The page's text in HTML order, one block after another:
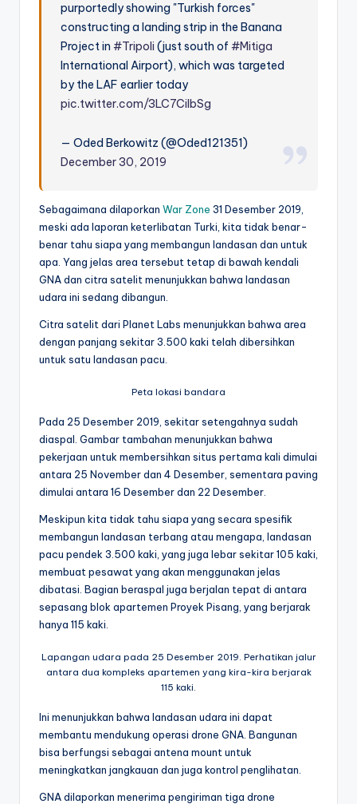
purportedly showing "Turkish forces"
constructing a landing strip in the Banana
Project in#Tripoli (just south of#Mitiga
International Airport), which was targeted
by the LAF earlier today
pic.twitter.com/3LC7CilbSg
— Oded Berkowitz (@Oded121351)
December 30, 2019
Sebagaimana dilaporkan War Zone 31 Desember 2019,
meski ada laporan keterlibatan Turki, kita tidak benar-
benar tahu siapa yang membangun landasan dan untuk
apa. Yang jelas area tersebut tetap di bawah kendali
GNA dan citra satelit menunjukkan bahwa landasan
udara ini sedang dibangun.
Citra satelit dari Planet Labs menunjukkan bahwa area
dengan panjang sekitar 3.500 kaki telah dibersihkan
untuk satu landasan pacu.
Peta lokasi bandara
Pada 25 Desember 2019, sekitar setengahnya sudah
diaspal. Gambar tambahan menunjukkan bahwa
pekerjaan untuk membersihkan situs pertama kali dimulai
antara 25 November dan 4 Desember, sementara paving
dimulai antara 16 Desember dan 22 Desember.
Meskipun kita tidak tahu siapa yang secara spesifik
membangun landasan terbang atau mengapa, landasan
pacu pendek 3.500 kaki, yang juga lebar sekitar 105 kaki,
membuat pesawat yang akan menggunakan jelas
dibatasi. Bagian beraspal juga berjalan tepat di antara
sepasang blok apartemen Proyek Pisang, yang berjarak
hanya 115 kaki.
Lapangan udara pada 25 Desember 2019. Perhatikan jalur
antara dua kompleks apartemen yang kira-kira berjarak
115 kaki.
Ini menunjukkan bahwa landasan udara ini dapat
membantu mendukung operasi drone GNA. Bangunan
bisa berfungsi sebagai antena mount untuk
meningkatkan jangkauan dan juga kontrol penglihatan.
GNA dilaporkan menerima pengiriman tiga drone